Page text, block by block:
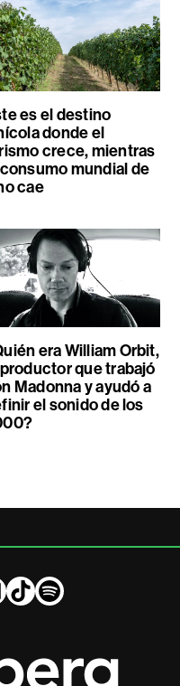
es el destino
donde el
crece, mientras
mundial de
cae
era William Orbit,
que trabajó
Madonna y ayudó a
el sonido de los